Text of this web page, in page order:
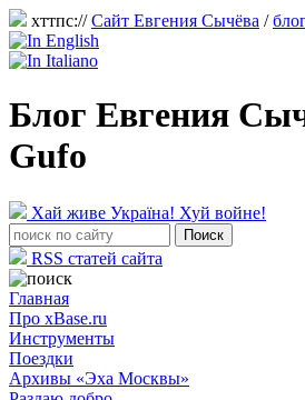
хттпс://Сайт Евгения Сычёва /
Блог Евгения
Gufo
Хай живе Україна! Хуй войне!
RSS статей сайта
Главная
Про xBase.ru
Инструменты
Поездки
Архивы «Эха Москвы»